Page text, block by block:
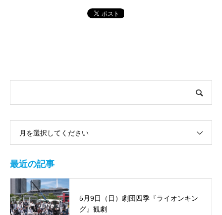
月を選択してください
最近の記事
5月9日（日）劇団四季『ライオンキン
グ』観劇